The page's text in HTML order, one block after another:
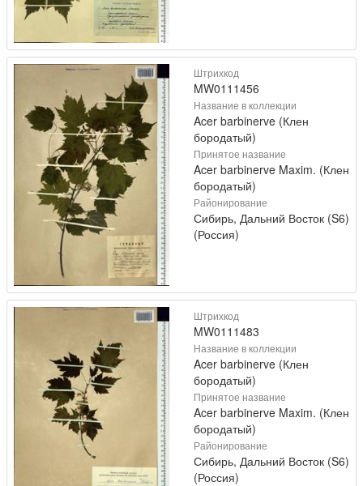
Штрихкод
MW0111456
Название в коллекции
Acer barbinerve (Клен
бородатый)
Принятое название
Acer barbinerve Maxim. (Клен
бородатый)
Районирование
Сибирь, Дальний Восток (S6)
(Россия)
Штрихкод
MW0111483
Название в коллекции
Acer barbinerve (Клен
бородатый)
Принятое название
Acer barbinerve Maxim. (Клен
бородатый)
Районирование
Сибирь, Дальний Восток (S6)
(Россия)